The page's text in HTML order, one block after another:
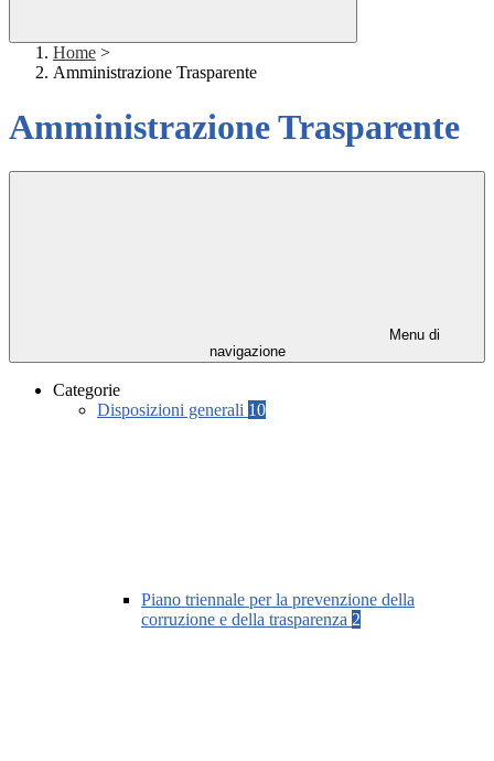
Home >
Amministrazione Trasparente
Amministrazione Trasparente
Menu di
navigazione
Categorie
Disposizioni generali 10
Piano triennale per la prevenzione della
corruzione e della trasparenza 2